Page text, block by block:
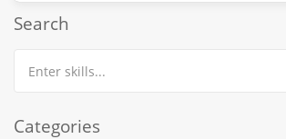
Search
Categories